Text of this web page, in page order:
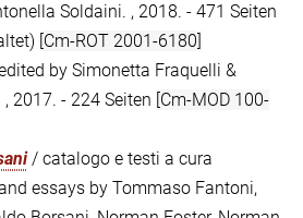
Soldaini. , 2018. - 471 Seiten
[Cm-ROT 2001-6180]
by Simonetta Fraquelli &
2017. - 224 Seiten [Cm-MOD 100-
/ catalogo e testi a cura
essays by Tommaso Fantoni,